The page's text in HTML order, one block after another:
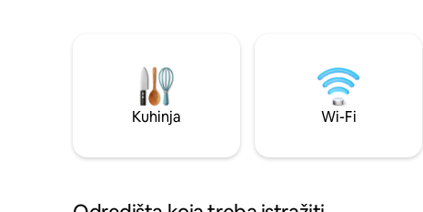
Kuhinja Wi-Fi